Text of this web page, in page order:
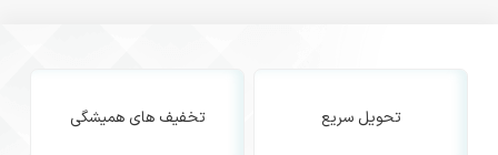
تحویل سریع تخفیف های همیشگی